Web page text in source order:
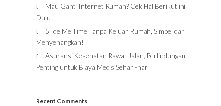
Mau Ganti Internet Rumah? Cek Hal Berikut ini
Dulu!
5 Ide Me Time Tanpa Keluar Rumah, Simpel dan
Menyenangkan!
Asuransi Kesehatan Rawat Jalan, Perlindungan
Penting untuk Biaya Medis Sehari-hari
Recent Comments